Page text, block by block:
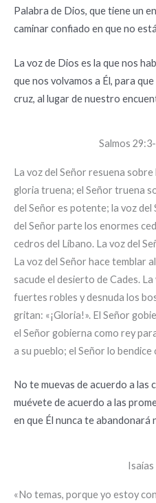
Palabra de Dios, que tiene un
caminar confiado en que no
La voz de Dios es la que nos
que nos volvamos a Él, para
cruz, al lugar de nuestro
Salmos
La voz del Señor resuena
gloria truena; el Señor truena
del Señor es potente; la voz del
del Señor parte los enormes
cedros del Líbano. La voz del
La voz del Señor hace temblar
sacude el desierto de Cades.
fuertes robles y desnuda los
gritan: «¡Gloria!». El Señor
el Señor gobierna como rey
a su pueblo; el Señor lo bendice
No te muevas de acuerdo a las
muévete de acuerdo a las
en que Él nunca te abandonará
Isaías
«No temas, porque yo estoy